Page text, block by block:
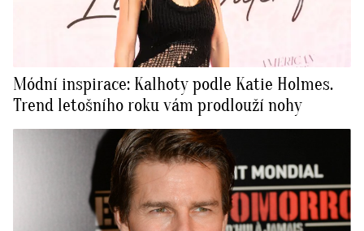
Módní inspirace: Kalhoty podle Katie Holmes.
Trend letošního roku vám prodlouží nohy